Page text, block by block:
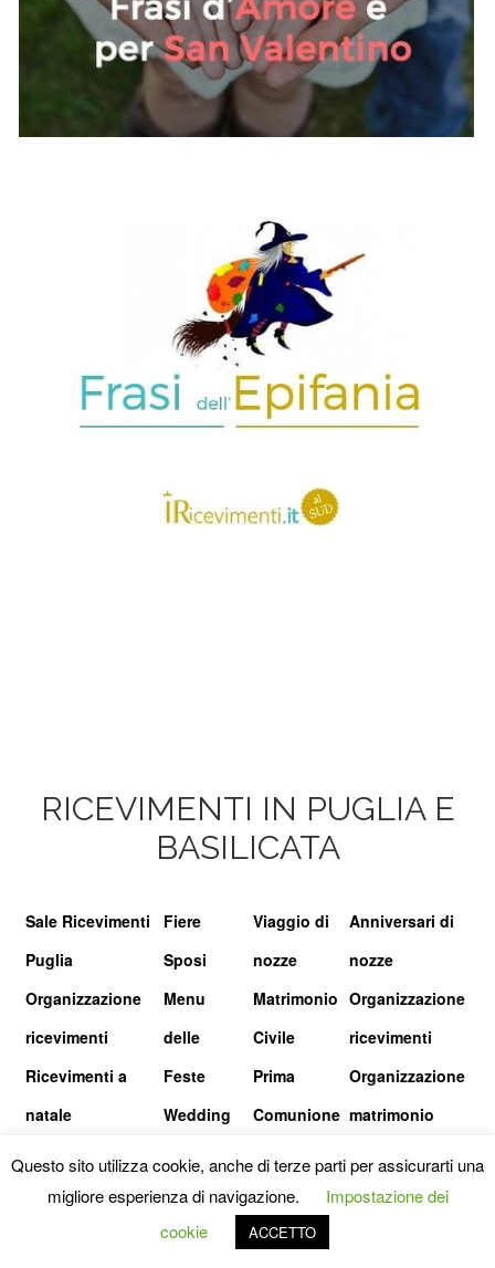
RICEVIMENTI IN PUGLIA E
BASILICATA
Sale Ricevimenti
Puglia
Organizzazione
ricevimenti
Ricevimenti a
natale
Fiere
Sposi
Menu
delle
Feste
Wedding
Viaggio di
nozze
Matrimonio
Civile
Prima
Comunione
Anniversari di
nozze
Organizzazione
ricevimenti
Organizzazione
matrimonio
© I RICEVIMENTI.IT |PRIVACY POLICY|TERMINI E CONDIZIONI
Questo sito utilizza cookie, anche di terze parti per assicurarti una
migliore esperienza di navigazione.
Impostazione dei
cookie
ACCETTO